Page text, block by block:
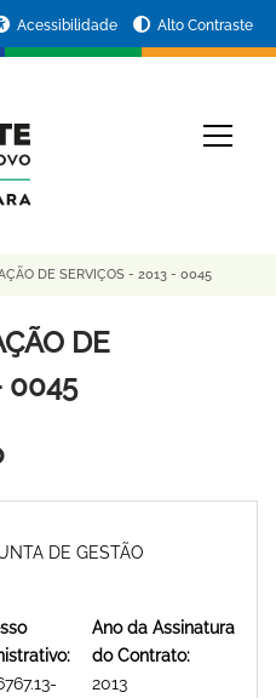
Acessibilidade Alto Contraste
DE SERVIÇOS - 2013 - 0045
DE
0045
DE GESTÃO
Ano da Assinatura
do Contrato:
2013